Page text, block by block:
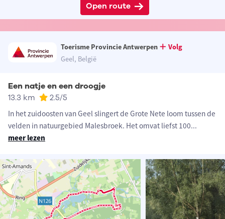
Open route
Toerisme Provincie Antwerpen
Volg
Geel, België
Een natje en een droogje
13.3 km 2.5/5
In het zuidoosten van Geel slingert de Grote Nete loom tussen de
velden in natuurgebied Malesbroek. Het omvat liefst 100...
meer lezen